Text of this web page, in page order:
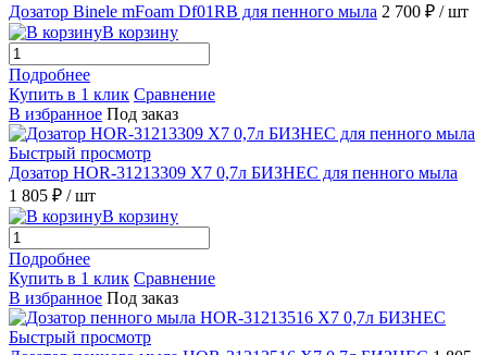
Дозатор Binele mFoam Df01RB для пенного мыла 2 700 ₽ / шт
В корзину
Подробнее
Купить в 1 клик Сравнение
В избранное Под заказ
Быстрый просмотр
Дозатор HOR-31213309 X7 0,7л БИЗНЕС для пенного мыла
1 805 ₽ / шт
В корзину
Подробнее
Купить в 1 клик Сравнение
В избранное Под заказ
Быстрый просмотр